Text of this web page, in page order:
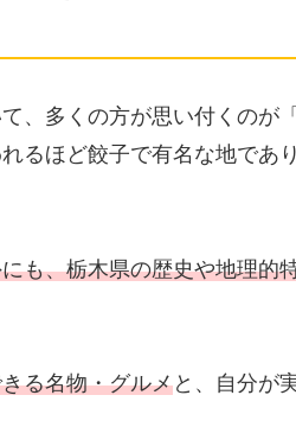
、多くの方が思い付くのが
るほど餃子で有名な地であ
も、栃木県の歴史や地理的
る名物・グルメと、自分が